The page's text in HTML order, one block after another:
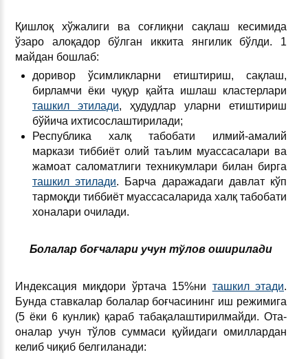
Қишлоқ хўжалиги ва соғлиқни сақлаш кесимида
ўзаро алоқадор бўлган иккита янгилик бўлди. 1
майдан бошлаб:
доривор ўсимликларни етиштириш, сақлаш,
бирламчи ёки чуқур қайта ишлаш кластерлари
ташкил этилади, ҳудудлар уларни етиштириш
бўйича ихтисослаштирилади;
Республика халқ табобати илмий-амалий
маркази тиббиёт олий таълим муассасалари ва
жамоат саломатлиги техникумлари билан бирга
ташкил этилади. Барча даражадаги давлат кўп
тармоқди тиббиёт муассасаларида халқ табобати
хоналари очилади.
Болалар боғчалари учун тўлов оширилади
Индексация миқдори ўртача 15%ни ташкил этади.
Бунда ставкалар болалар боғчасининг иш режимига
(5 ёки 6 кунлик) қараб табақалаштирилмайди. Ота-
оналар учун тўлов суммаси қуйидаги омиллардан
келиб чиқиб белгиланади: